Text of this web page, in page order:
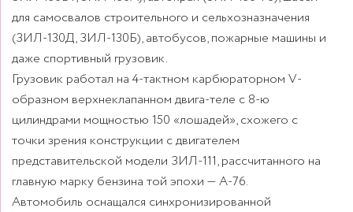
для самосвалов строительного и сельхозназначения
(ЗИЛ-130Д, ЗИЛ-130Б), автобусов, пожарные машины и
даже спортивный грузовик.
Грузовик работал на 4-тактном карбюраторном V-
образном верхнеклапанном двига-теле с 8-ю
цилиндрами мощностью 150 «лошадей», схожего с
точки зрения конструкции с двигателем
представительской модели ЗИЛ-111, рассчитанного на
главную марку бензина той эпохи — А-76.
Автомобиль оснащался синхронизированной